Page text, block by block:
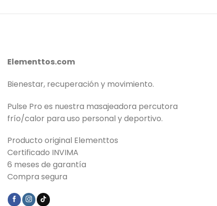
Elementtos.com
Bienestar, recuperación y movimiento.
Pulse Pro es nuestra masajeadora percutora
frío/calor para uso personal y deportivo.
Producto original Elementtos
Certificado INVIMA
6 meses de garantía
Compra segura